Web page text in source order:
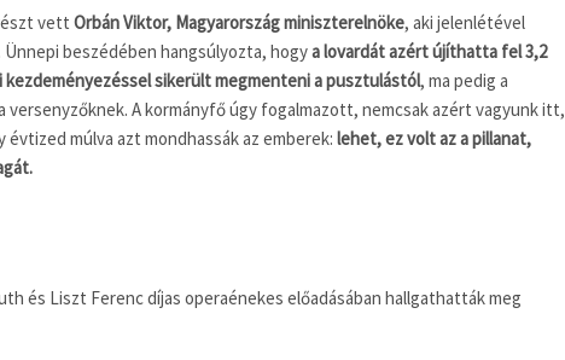
vett Orbán Viktor, Magyarország miniszterelnöke, aki jelenlétével
beszédében hangsúlyozta, hogya lovardát azért újíthatta fel 3,2
sikerült megmenteni a pusztulástól, ma pedig a
A kormányfő úgy fogalmazott, nemcsak azért vagyunk itt,
múlva azt mondhassák az emberek: lehet, ez volt az a pillanat,
és Liszt Ferenc díjas operaénekes előadásában hallgathatták meg